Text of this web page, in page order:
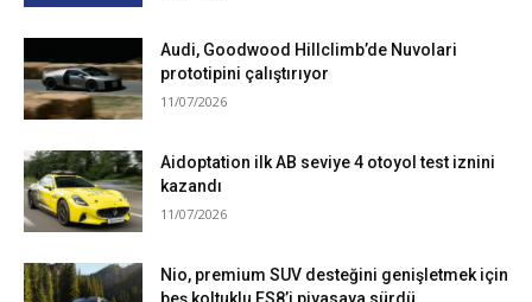
Audi, Goodwood Hillclimb’de Nuvolari
prototipini çalıştırıyor
11/07/2026
Aidoptation ilk AB seviye 4 otoyol test iznini
kazandı
11/07/2026
Nio, premium SUV desteğini genişletmek için